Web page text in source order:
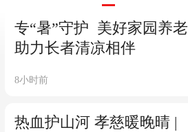
专“暑”守护 美好家园养老
助力长者清凉相伴
8小时前
热血护山河 孝慈暖晚晴 |